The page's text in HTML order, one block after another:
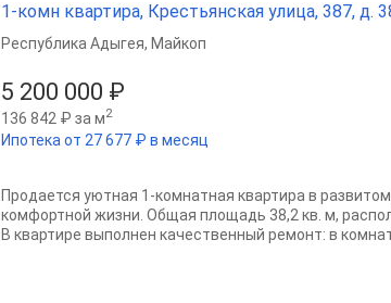
1-комн квартира, Крестьянская улица, 387, д.
5 200 000 ₽
136 842 ₽ за м2
Ипотека от 27 677 ₽ в месяц
Республика Адыгея, Майкоп
Продается уютная 1-комнатная квартира в
комфортной жизни. Общая площадь 38,2 кв. м,
В квартире выполнен качественный ремонт: в